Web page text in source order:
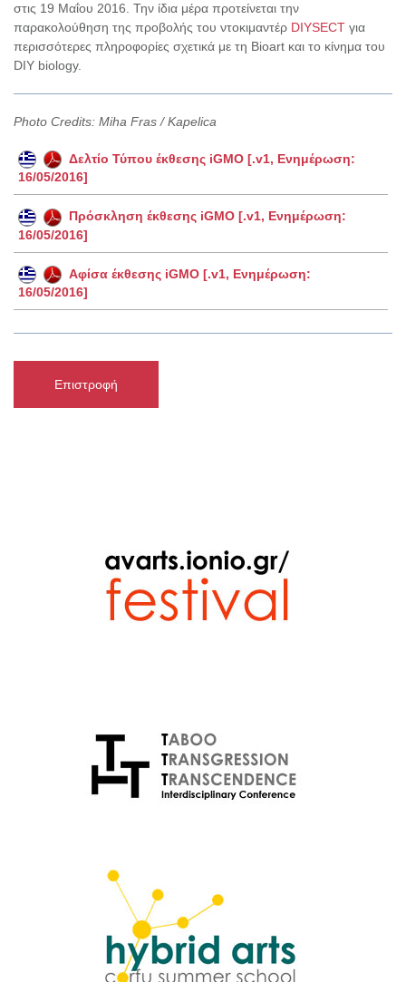
στις 19 Μαΐου 2016. Την ίδια μέρα προτείνεται την
παρακολούθηση της προβολής του ντοκιμαντέρ DIYSECT για
περισσότερες πληροφορίες σχετικά με τη Bioart και το κίνημα του
DIY biology.
Photo Credits: Miha Fras / Kapelica
Δελτίο Τύπου έκθεσης iGMO [.v1, Ενημέρωση:
16/05/2016]
Πρόσκληση έκθεσης iGMO [.v1, Ενημέρωση:
16/05/2016]
Αφίσα έκθεσης iGMO [.v1, Ενημέρωση:
16/05/2016]
Επιστροφή